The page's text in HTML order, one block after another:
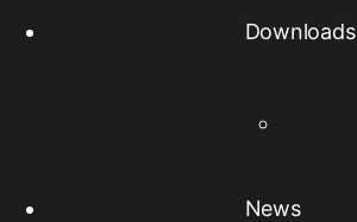
Downloads
News